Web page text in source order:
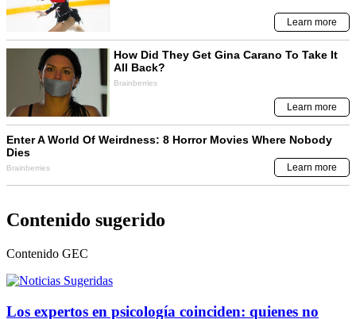
Contenido sugerido
Contenido GEC
Los expertos en psicología coinciden: quienes no